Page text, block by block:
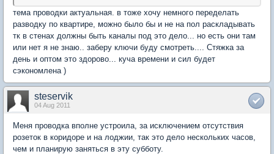
тема проводки актуальная. в тоже хочу немного переделать
разводку по квартире, можно было бы и не на пол раскладывать
тк в стенах должны быть каналы под это дело... но есть они там
или нет я не знаю.. заберу ключи буду смотреть.... Стяжка за
день и оптом это здорово... куча времени и сил будет
сэкономлена )
steservik
04 Aug 2011
Меня проводка вполне устроила, за исключением отсутствия
розеток в коридоре и на лоджии, так это дело нескольких часов,
чем и планирую заняться в эту субботу.